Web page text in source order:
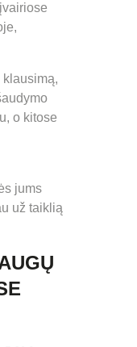
klausimą,
o kitose
jums
už taiklią